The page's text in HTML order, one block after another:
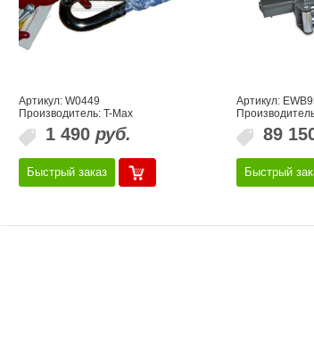
Артикул: W0449
Производитель: T-Max
1 490 руб.
Быстрый заказ
Артикул:
89
Быстрый